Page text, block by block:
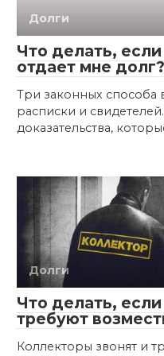
Долги
Что делать,
отдает мне долг?
Три законных способа
расписки и
доказательства,
Долги
Что делать,
требуют
Коллекторы звонят и